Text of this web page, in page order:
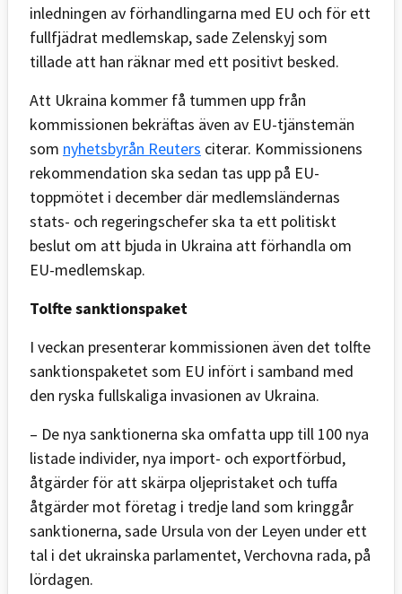
inledningen av förhandlingarna med EU och för ett
fullfjädrat medlemskap, sade Zelenskyj som
tillade att han räknar med ett positivt besked.
Att Ukraina kommer få tummen upp från
kommissionen bekräftas även av EU-tjänstemän
som nyhetsbyrån Reuters citerar. Kommissionens
rekommendation ska sedan tas upp på EU-
toppmötet i december där medlemsländernas
stats- och regeringschefer ska ta ett politiskt
beslut om att bjuda in Ukraina att förhandla om
EU-medlemskap.
Tolfte sanktionspaket
I veckan presenterar kommissionen även det tolfte
sanktionspaketet som EU infört i samband med
den ryska fullskaliga invasionen av Ukraina.
– De nya sanktionerna ska omfatta upp till 100 nya
listade individer, nya import- och exportförbud,
åtgärder för att skärpa oljepristaket och tuffa
åtgärder mot företag i tredje land som kringgår
sanktionerna, sade Ursula von der Leyen under ett
tal i det ukrainska parlamentet, Verchovna rada, på
lördagen.